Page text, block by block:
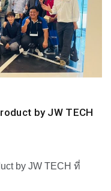
by JW TECH
by JW TECH ที่